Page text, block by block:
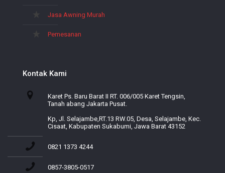
Jasa Awning Murah
Pemesanan
Kontak Kami
Karet Ps. Baru Barat II RT. 006/005 Karet Tengsin,
Tanah abang Jakarta Pusat.
Kp, Jl. Selajambe,RT.13 RW.05, Desa, Selajambe, Kec.
Cisaat, Kabupaten Sukabumi, Jawa Barat 43152
0821 1373 4244
0857-3805-0517